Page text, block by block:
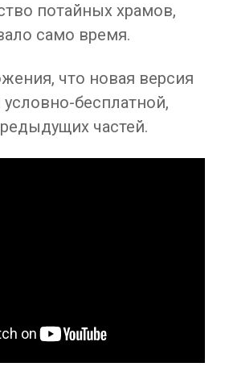
потайных храмов,
само время.
что новая версия
бесплатной,
частей.